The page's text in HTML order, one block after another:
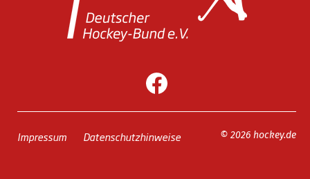
Impressum Datenschutzhinweise © 2026 hockey.de